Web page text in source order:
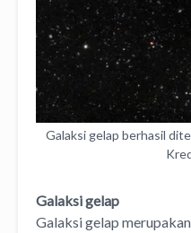
Galaksi gelap berhasil
Galaksi gelap
Galaksi gelap